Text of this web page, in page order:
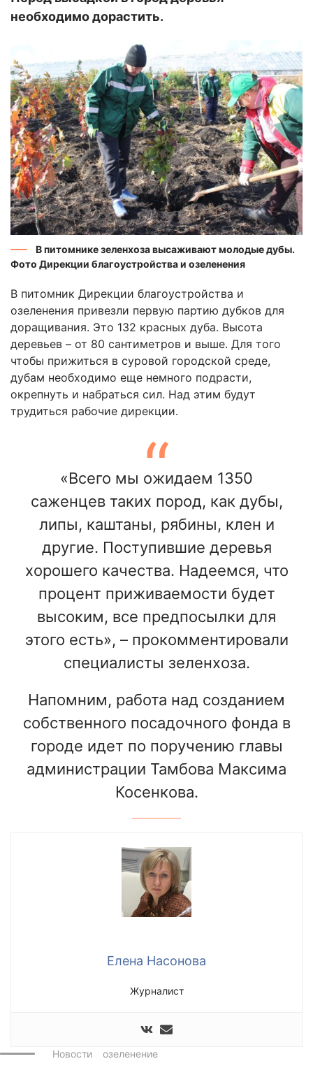
необходимо дорастить.
В питомнике зеленхоза высаживают молодые дубы.
Фото Дирекции благоустройства и озеленения
В питомник Дирекции благоустройства и
озеленения привезли первую партию дубков для
доращивания. Это 132 красных дуба. Высота
деревьев – от 80 сантиметров и выше. Для того
чтобы прижиться в суровой городской среде,
дубам необходимо еще немного подрасти,
окрепнуть и набраться сил. Над этим будут
трудиться рабочие дирекции.
«Всего мы ожидаем 1350
саженцев таких пород, как дубы,
липы, каштаны, рябины, клен и
другие. Поступившие деревья
хорошего качества. Надеемся, что
процент приживаемости будет
высоким, все предпосылки для
этого есть», – прокомментировали
специалисты зеленхоза.
Напомним, работа над созданием
собственного посадочного фонда в
городе идет по поручению главы
администрации Тамбова Максима
Косенкова.
Елена Насонова
Журналист
Новости озеленение